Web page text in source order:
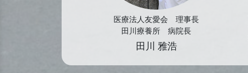
医療法人友愛会 理事長
田川療養所 病院長
田川 雅浩